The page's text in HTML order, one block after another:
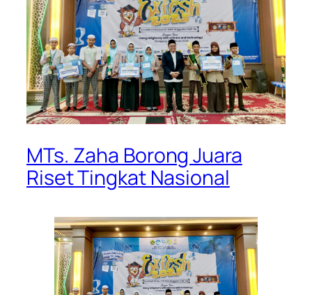
MTs. Zaha Borong Juara
Riset Tingkat Nasional